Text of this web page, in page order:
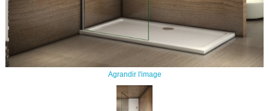
Agrandir l'image